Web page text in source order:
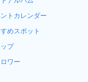
トカレンダー
めスポット
プ
ワー